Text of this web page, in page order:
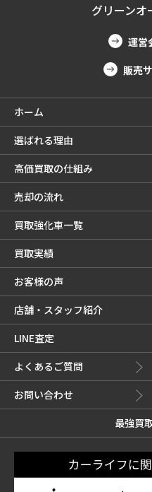
グリーンオ
運営
販売
ホーム
選ばれる理由
高価買取の仕組み
売却の流れ
買取強化車一覧
買取実績
お客様の声
店舗・スタッフ紹介
LINE査定
よくあるご質問
お問い合わせ
最強買